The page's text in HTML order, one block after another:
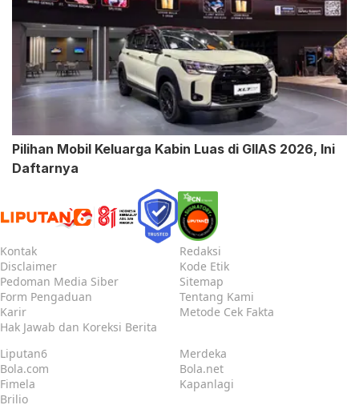
Pilihan Mobil Keluarga Kabin Luas di GIIAS 2026, Ini
Daftarnya
Kontak
Redaksi
Disclaimer
Kode Etik
Pedoman Media Siber
Sitemap
Form Pengaduan
Tentang Kami
Karir
Metode Cek Fakta
Hak Jawab dan Koreksi Berita
Liputan6
Merdeka
Bola.com
Bola.net
Fimela
Kapanlagi
Brilio